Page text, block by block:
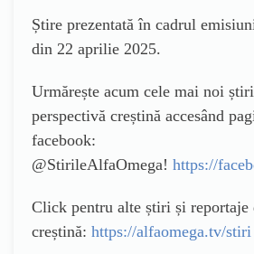
Știre prezentată în cadrul
din 22 aprilie 2025.
Urmărește acum cele mai noi
perspectivă creștină accesând
facebook:
@StirileAlfaOmega! https://
Click pentru alte știri și reportaje
creștină: https://alfaomega.tv/stiri